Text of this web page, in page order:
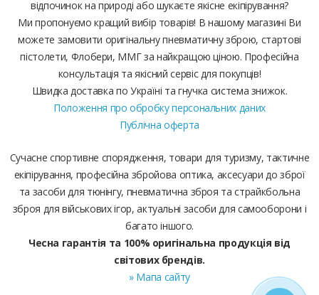
відпочинок на природі або шукаєте якісне екіпірування?
Ми пропонуємо кращий вибір товарів! В нашому магазині Ви
можете замовити оригінальну пневматичну зброю, стартові
пістолети, Флобери, ММГ за найкращою ціною. Професійна
консультація та якісний сервіс для покупців!
Швидка доставка по Україні та гнучка система знижок.
Положення про обробку персональних даних
Публічна оферта
Сучасне спортивне спорядження, товари для туризму, тактичне
екіпірування, професійна збройова оптика, аксесуари до зброї
та засоби для тюнінгу, пневматична зброя та страйкбольна
зброя для військових ігор, актуальні засоби для самооборони і
багато іншого.
Чесна гарантія та 100% оригінальна продукція від
світових брендів.
» Мапа сайту